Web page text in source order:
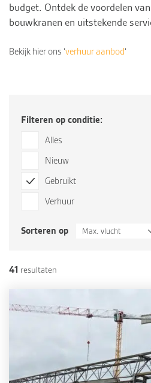
budget. Ontdek de voordelen
bouwkranen en uitstekende
Bekijk hier ons ‘verhuur aanbod‘
Filteren op conditie:
Alles
Nieuw
Gebruikt
Verhuur
Sorteren op Max. vlucht
41 resultaten